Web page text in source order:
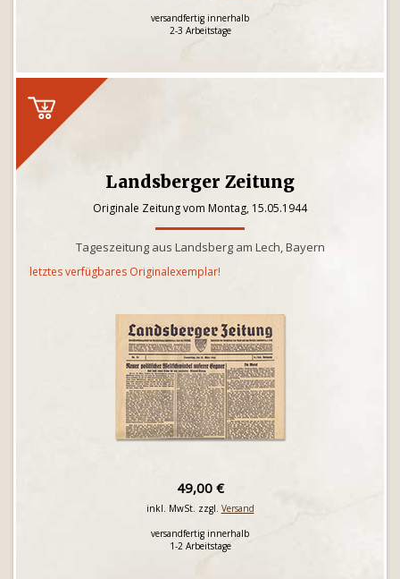
versandfertig innerhalb
2-3 Arbeitstage
Landsberger Zeitung
Originale Zeitung vom Montag, 15.05.1944
Tageszeitung aus Landsberg am Lech, Bayern
letztes verfügbares Originalexemplar!
49,00 €
inkl. MwSt. zzgl. Versand
versandfertig innerhalb
1-2 Arbeitstage